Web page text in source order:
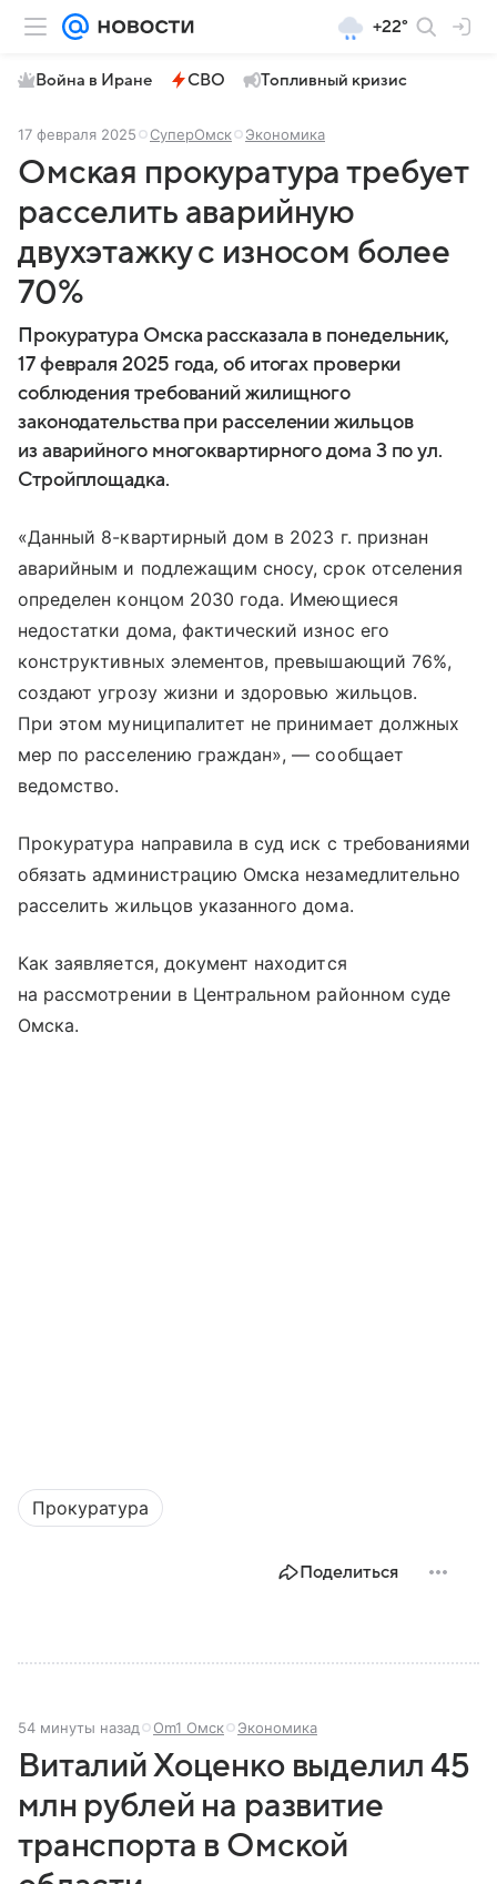
+22°
Война в Иране СВО Топливный кризис
17 февраля 2025 СуперОмск Экономика
Омская прокуратура требует
расселить аварийную
двухэтажку с износом более
70%
Прокуратура Омска рассказала в понедельник,
17 февраля 2025 года, об итогах проверки
соблюдения требований жилищного
законодательства при расселении жильцов
из аварийного многоквартирного дома 3 по ул.
Стройплощадка.
«Данный 8-квартирный дом в 2023 г. признан
аварийным и подлежащим сносу, срок отселения
определен концом 2030 года. Имеющиеся
недостатки дома, фактический износ его
конструктивных элементов, превышающий 76%,
создают угрозу жизни и здоровью жильцов.
При этом муниципалитет не принимает должных
мер по расселению граждан», — сообщает
ведомство.
Прокуратура направила в суд иск с требованиями
обязать администрацию Омска незамедлительно
расселить жильцов указанного дома.
Как заявляется, документ находится
на рассмотрении в Центральном районном суде
Омска.
Прокуратура
Поделиться
54 минуты назад Om1 Омск Экономика
Виталий Хоценко выделил 45
млн рублей на развитие
транспорта в Омской